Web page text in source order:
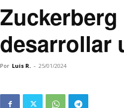
desarrollar
Por Luis R. - 25/01/2024